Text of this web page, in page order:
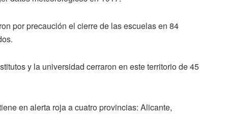
por precaución el cierre de las escuelas en 84
y la universidad cerraron en este territorio de 45
en alerta roja a cuatro provincias: Alicante,